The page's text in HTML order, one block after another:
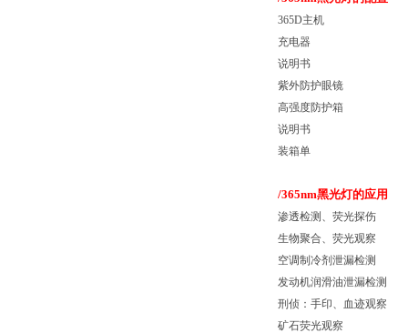
365D主机
充电器
说明书
紫外防护眼镜
高强度防护箱
说明书
装箱单
/365nm黑光灯的应用
渗透检测、荧光探伤
生物聚合、荧光观察
空调制冷剂泄漏检测
发动机润滑油泄漏检测
刑侦：手印、血迹观察
矿石荧光观察